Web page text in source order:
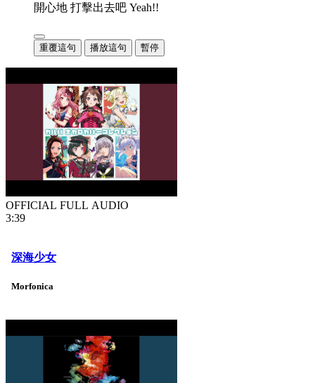
開心地 打擊出去吧 Yeah!!
重覆這句 播放這句 暫停
OFFICIAL FULL AUDIO
3:39
深海少女
Morfonica